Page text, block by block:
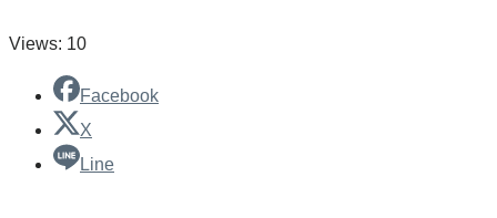
Views: 10
Facebook
X
Line